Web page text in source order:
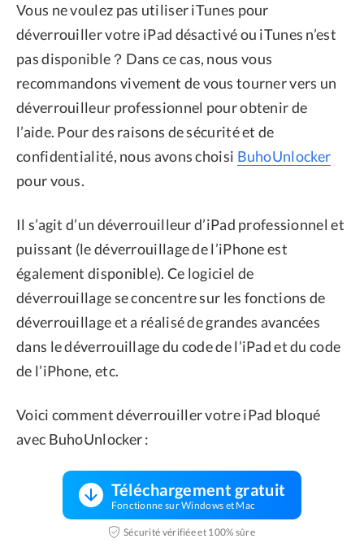
Vous ne voulez pas utiliser iTunes pour
déverrouiller votre iPad désactivé ou iTunes n’est
pas disponible？Dans ce cas, nous vous
recommandons vivement de vous tourner vers un
déverrouilleur professionnel pour obtenir de
l’aide. Pour des raisons de sécurité et de
confidentialité, nous avons choisi BuhoUnlocker
pour vous.
Il s’agit d’un déverrouilleur d’iPad professionnel et
puissant (le déverrouillage de l’iPhone est
également disponible). Ce logiciel de
déverrouillage se concentre sur les fonctions de
déverrouillage et a réalisé de grandes avancées
dans le déverrouillage du code de l’iPad et du code
de l’iPhone, etc.
Voici comment déverrouiller votre iPad bloqué
avec BuhoUnlocker :
Téléchargement gratuit
Fonctionne sur Windows et Mac
Sécurité vérifiée et 100% sûre